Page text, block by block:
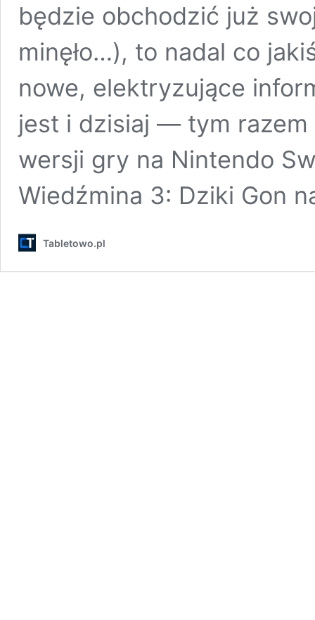
będzie obchodzić już
minęło…), to nadal co
nowe, elektryzujące
jest i dzisiaj — tym
wersji gry na Nintendo
Wiedźmina 3: Dziki Gon
Tabletowo.pl